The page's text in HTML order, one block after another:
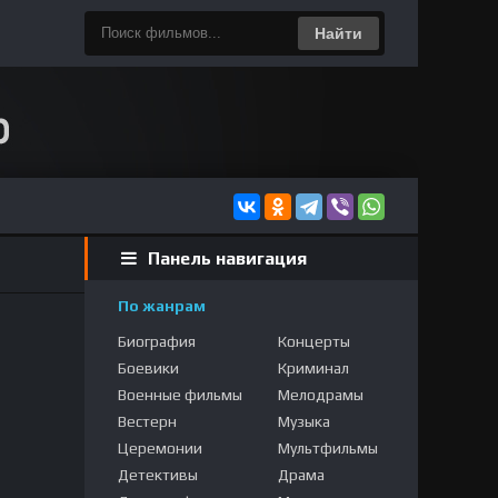
Найти
Панель навигация
По жанрам
Биография
Боевики
Военные фильмы
Вестерн
Церемонии
Детективы
Концерты
Криминал
Мелодрамы
Музыка
Мультфильмы
Драма